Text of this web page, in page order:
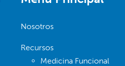
Nosotros
Recursos
Medicina Funcional